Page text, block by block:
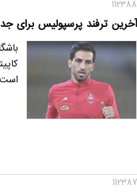
112388
آخرین ترفند پرسپولیس برای
112387